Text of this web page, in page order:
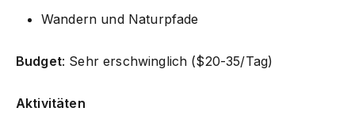
Wandern und Naturpfade
Budget: Sehr erschwinglich ($20-35/Tag)
Aktivitäten